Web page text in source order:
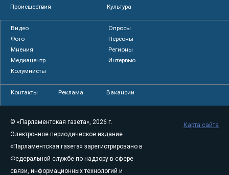
Происшествия
Культура
Видео
Опросы
Фото
Персоны
Мнения
Регионы
Медиацентр
Интервью
Колумнисты
Контакты Реклама Вакансии
© «Парламентская газета», 2026 г.
Электронное периодическое издание
«Парламентская газета» зарегистрировано в
Федеральной службе по надзору в сфере
связи, информационных технологий и
Карта сайта